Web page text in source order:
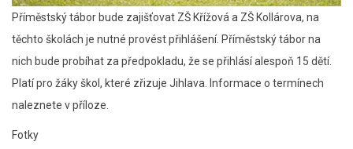
Příměstský tábor bude zajišťovat ZŠ Křížová a ZŠ Kollárova, na
těchto školách je nutné provést přihlášení. Příměstský tábor na
nich bude probíhat za předpokladu, že se přihlásí alespoň 15 dětí.
Platí pro žáky škol, které zřizuje Jihlava. Informace o termínech
naleznete v příloze.
Fotky